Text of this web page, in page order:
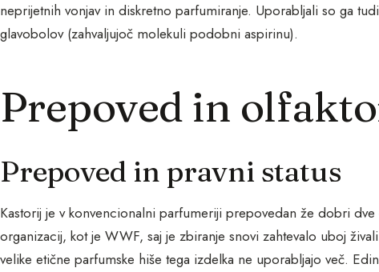
neprijetnih vonjav in diskretno parfumiranje. Uporabljali so ga
glavobolov (zahvaljujoč molekuli podobni aspirinu).
Prepoved in
Prepoved in pravni status
Kastorij je v konvencionalni parfumeriji prepovedan že dobri
organizacij, kot je WWF, saj je zbiranje snovi zahtevalo uboj
velike etične parfumske hiše tega izdelka ne uporabljajo več.